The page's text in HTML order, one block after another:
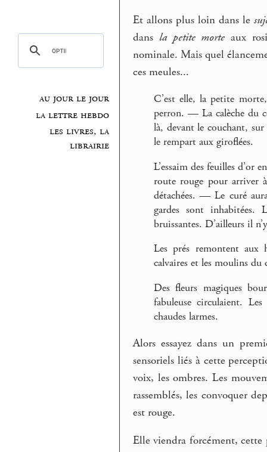
au jour le jour
la lettre hebdo
les livres, la
librairie
Et allons plus loin dans le
dans la petite morte aux
nominale. Mais quel
ces meules...
C’est elle, la petite
perron. — La calèche du
là, devant le couchant,
le rempart aux giroflées.
L’essaim des feuilles
route rouge pour arriver
détachées. — Le curé
gardes sont inhabitées.
bruissantes. D’ailleurs il
Les prés remontent aux
calvaires et les moulins du
Des fleurs magiques
fabuleuse circulaient.
chaudes larmes.
Alors essayez dans un
sensoriels liés à cette
voix, les ombres. Les
rassemblés, les convoquer
est rouge.
Elle viendra forcément, cette